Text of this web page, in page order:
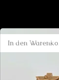
In den
New Arrival